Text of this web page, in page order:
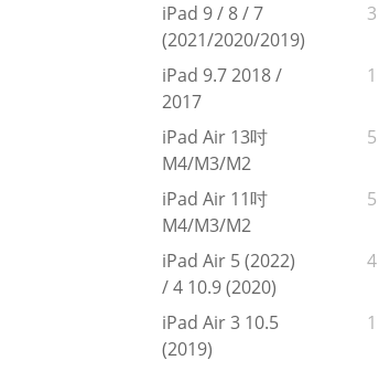
iPad 9 / 8 / 7
(2021/2020/2019)
3
iPad 9.7 2018 /
2017
1
iPad Air 13吋
M4/M3/M2
5
iPad Air 11吋
M4/M3/M2
5
iPad Air 5 (2022)
/ 4 10.9 (2020)
4
iPad Air 3 10.5
(2019)
1